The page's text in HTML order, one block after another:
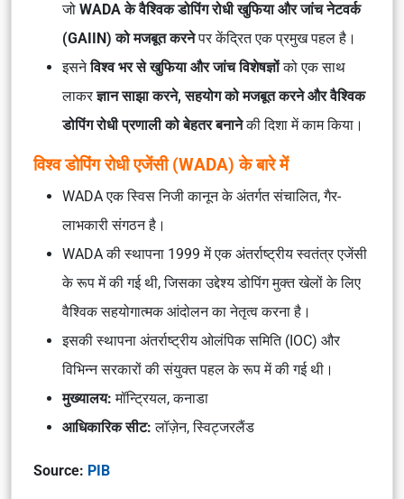
जो WADA के वैश्विक डोपिंग रोधी खुफिया और जांच नेटवर्क
(GAIIN) को मजबूत करनेपर केंद्रित एक प्रमुख पहल है।
इसनेविश्व भर से खुफिया और जांच विशेषज्ञोंको एक साथ
लाकरज्ञान साझा करने, सहयोग को मजबूत करने और वैश्विक
डोपिंग रोधी प्रणाली को बेहतर बनानेकी दिशा में काम किया।
विश्व डोपिंग रोधी एजेंसी (WADA) के बारे में
WADA एक स्विस निजी कानून के अंतर्गत संचालित, गैर-
लाभकारी संगठन है।
WADA की स्थापना 1999 में एक अंतर्राष्ट्रीय स्वतंत्र एजेंसी
के रूप में की गई थी, जिसका उद्देश्य डोपिंग मुक्त खेलों के लिए
वैश्विक सहयोगात्मक आंदोलन का नेतृत्व करना है।
इसकी स्थापना अंतर्राष्ट्रीय ओलंपिक समिति (IOC) और
विभिन्न सरकारों की संयुक्त पहल के रूप में की गई थी।
मुख्यालय: मॉन्ट्रियल, कनाडा
आधिकारिक सीट: लॉज़ेन, स्विट्जरलैंड
Source: PIB